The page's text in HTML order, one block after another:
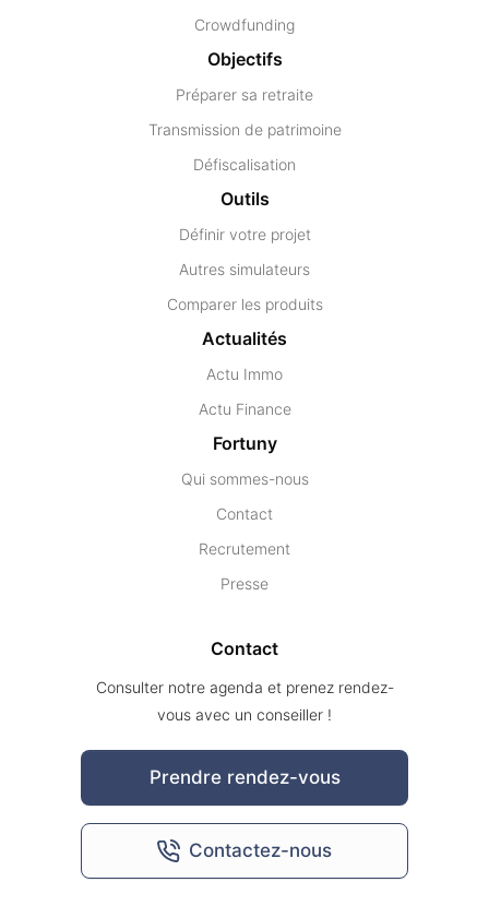
Crowdfunding
Objectifs
Préparer sa retraite
Transmission de patrimoine
Défiscalisation
Outils
Définir votre projet
Autres simulateurs
Comparer les produits
Actualités
Actu Immo
Actu Finance
Fortuny
Qui sommes-nous
Contact
Recrutement
Presse
Contact
Consulter notre agenda et prenez rendez-
vous avec un conseiller !
Prendre rendez-vous
Contactez-nous